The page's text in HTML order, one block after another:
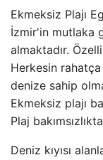
Ekmeksiz Plajı
İzmir'in mutlaka
almaktadır.
Herkesin
denize sahip
Ekmeksiz plajı
Plaj
Deniz kıyısı